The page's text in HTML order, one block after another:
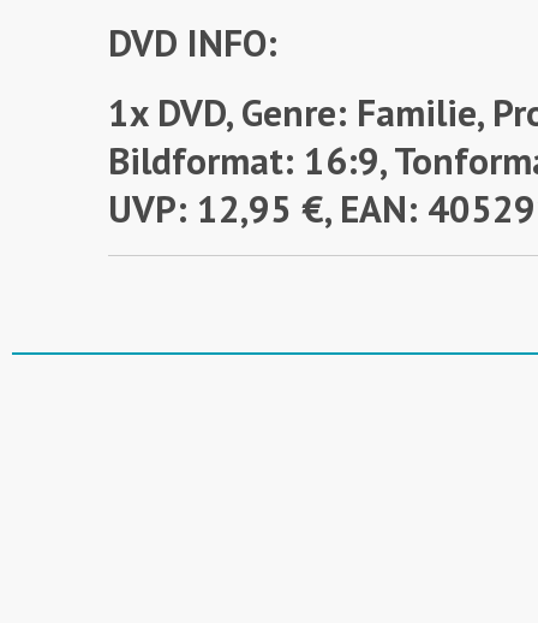
DVD INFO:
1x DVD, Genre: Familie,
Bildformat: 16:9,
UVP: 12,95 €, EAN: